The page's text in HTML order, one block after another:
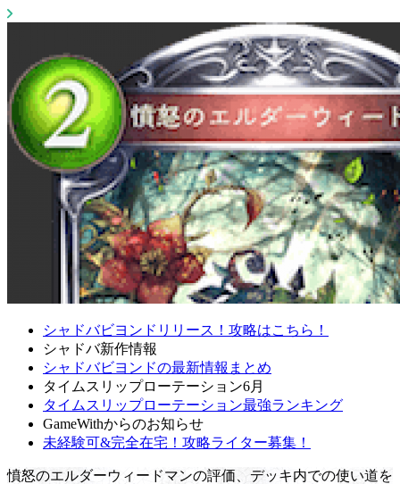
シャドバビヨンドリリース！攻略はこちら！
シャドバ新作情報
シャドバビヨンドの最新情報まとめ
タイムスリップローテーション6月
タイムスリップローテーション最強ランキング
GameWithからのお知らせ
未経験可&完全在宅！攻略ライター募集！
憤怒のエルダーウィードマンの評価、デッキ内での使い道を